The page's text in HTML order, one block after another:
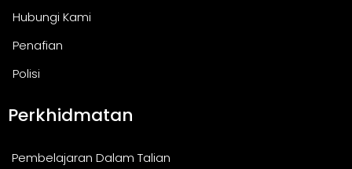
Hubungi Kami
Penafian
Polisi
Perkhidmatan
Pembelajaran Dalam Talian